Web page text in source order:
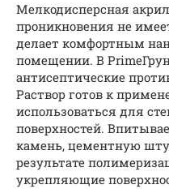
Мелкодисперсная
проникновения не
делает комфортным
помещении. В
антисептические
Раствор готов к
использоваться для
поверхностей.
камень, цементную
результате
укрепляющие